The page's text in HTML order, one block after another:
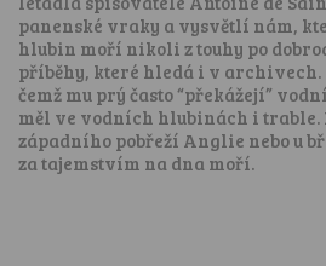
panenské vraky a vysvětlí nám,
hlubin moří nikoli z touhy po
příběhy, které hledá i v archivech.
čemž mu prý často “překážejí”
měl ve vodních hlubinách i trable.
západního pobřeží Anglie nebo u
za tajemstvím na dna moří.